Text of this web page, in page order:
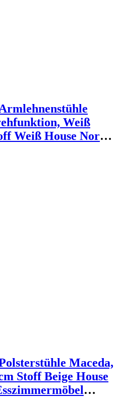
Weiß
Weiß House Nordic
Maceda,
Stoff Beige House